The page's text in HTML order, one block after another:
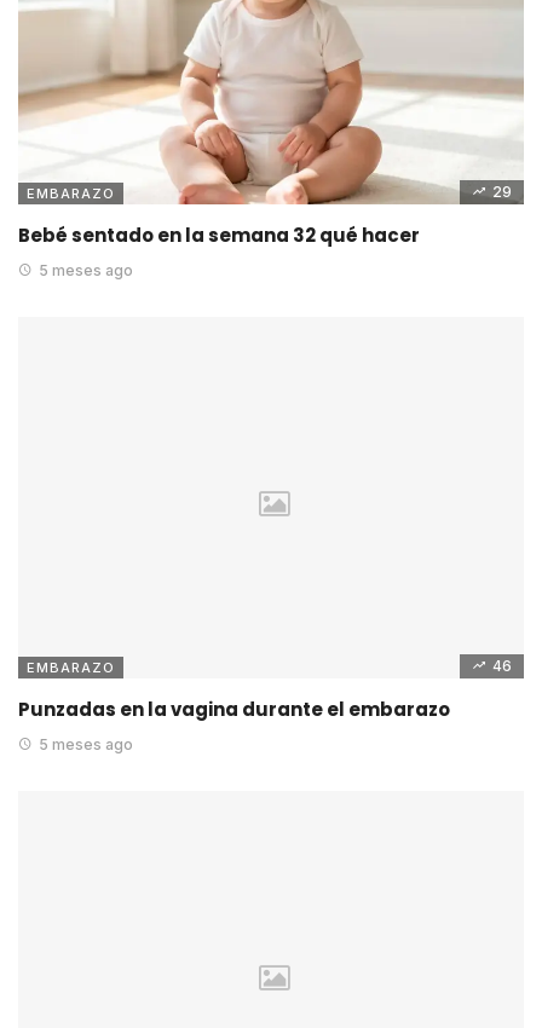
EMBARAZO 29
Bebé sentado en la semana 32 qué hacer
5 meses ago
EMBARAZO 46
Punzadas en la vagina durante el embarazo
5 meses ago